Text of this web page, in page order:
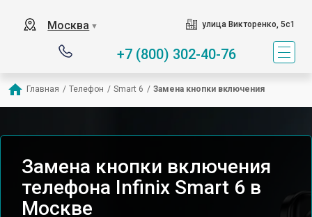
Москва ▼ улица Викторенко, 5с1
+7 (800) 302-40-76
Главная / Телефон / Smart 6 / Замена кнопки включения
Замена кнопки включения
телефона Infinix Smart 6 в
Москве